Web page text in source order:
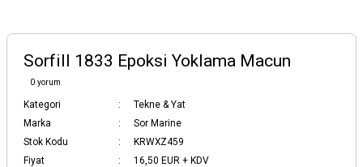
Sorfill 1833 Epoksi Yoklama Macun
0 yorum
Kategori
Tekne & Yat
Marka
Sor Marine
Stok Kodu
KRWXZ459
Fiyat
16,50 EUR + KDV